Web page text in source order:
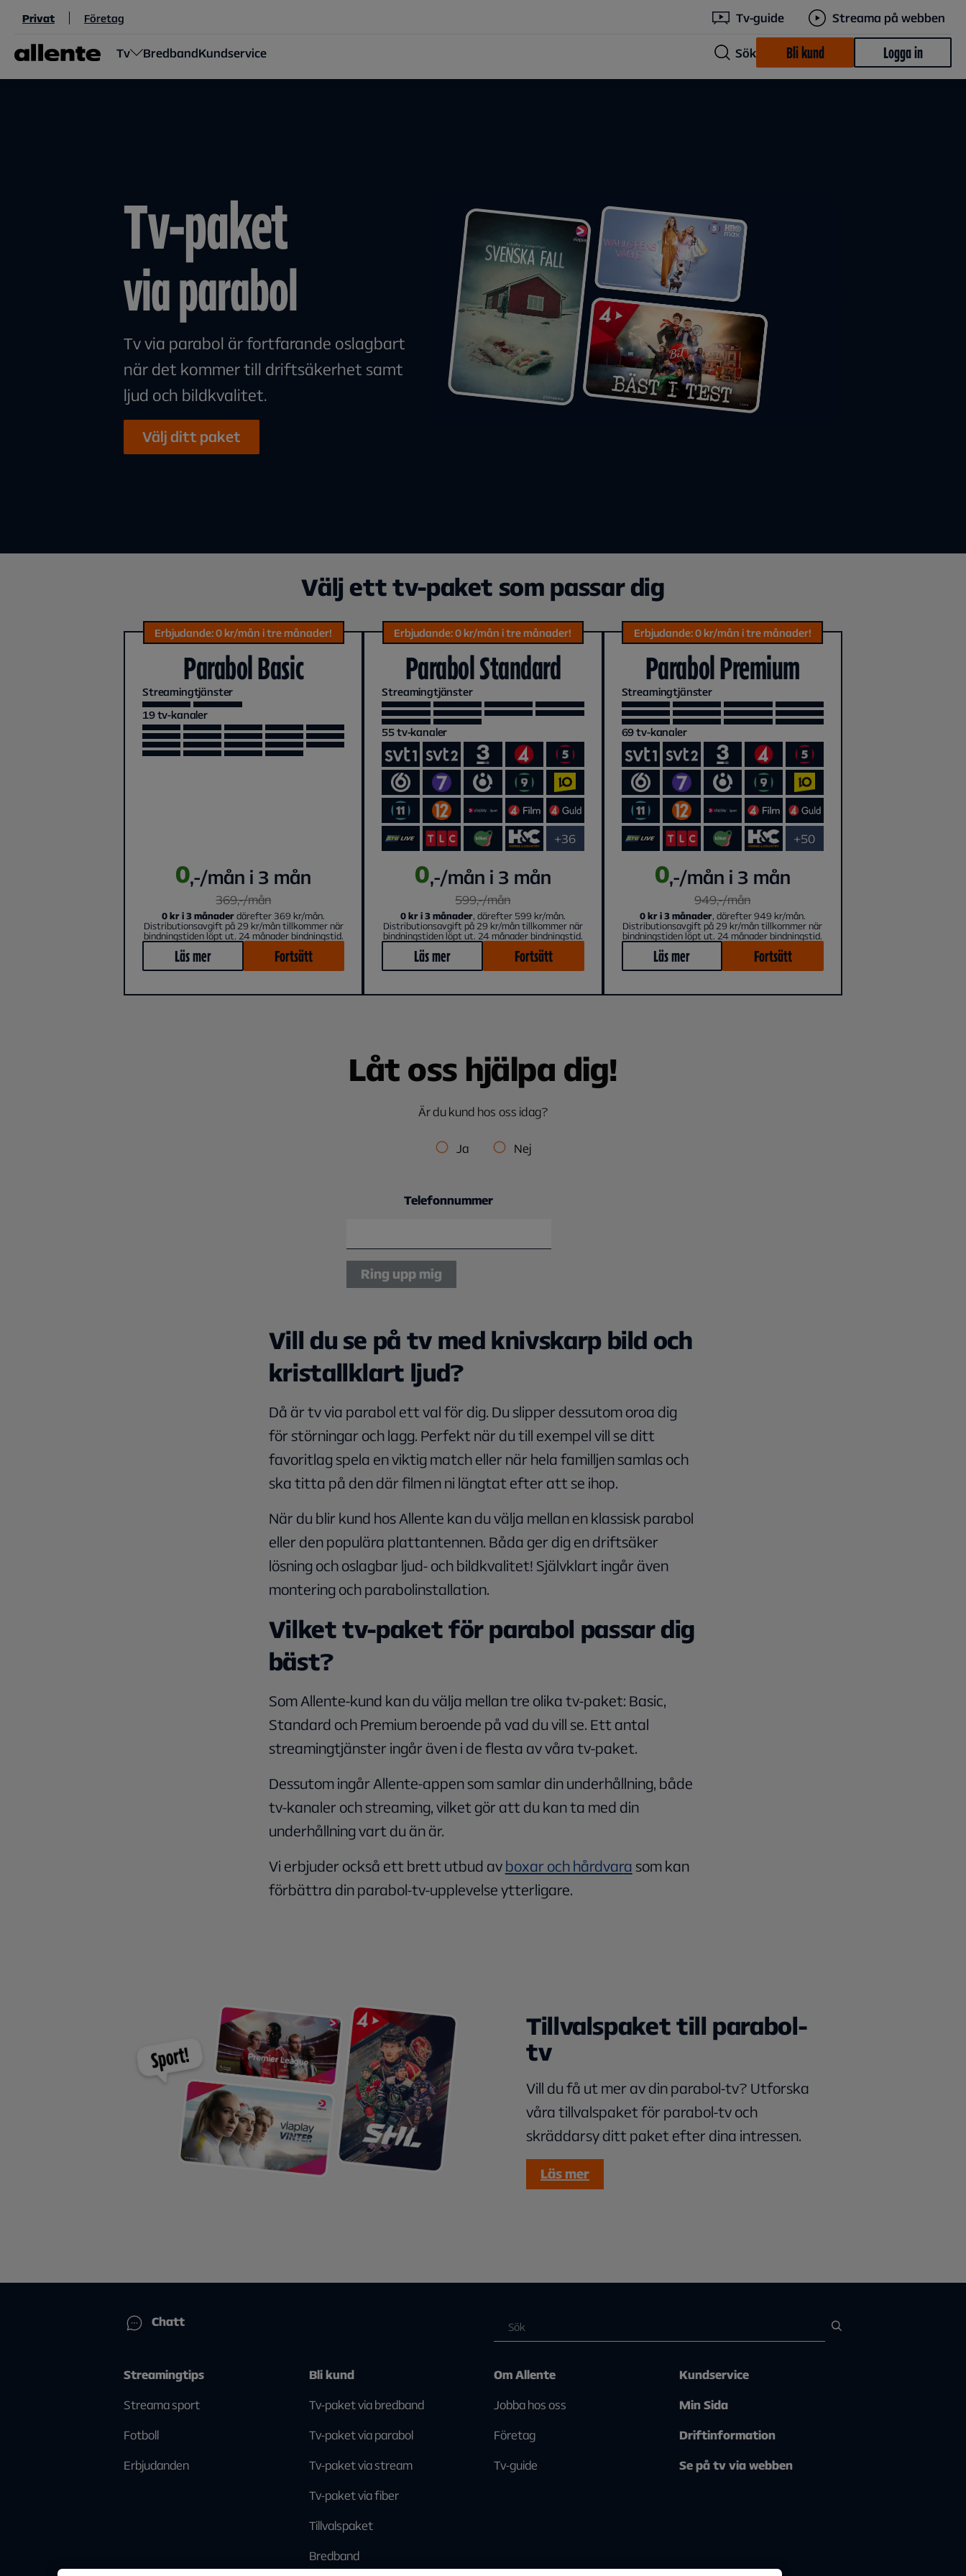
Hoppa till huvudinnehåll
Privat Företag Tv-guide Streama på webben
Tv BredbandKundservice Sök Bli kund Logga in
Tv-paket
via parabol
Tv via parabol är fortfarande oslagbart
när det kommer till driftsäkerhet samt
ljud och bildkvalitet.
Välj ditt paket
Välj ett tv-paket som passar dig
Erbjudande: 0 kr/mån i tre månader!
Parabol Basic
Streamingtjänster
19tv-kanaler
0,-/mån i 3 mån
369,-/mån
0 kr i 3 månaderdärefter 369 kr/mån.
Distributionsavgift på 29 kr/mån tillkommer när
bindningstiden löpt ut. 24 månader bindningstid.
Läs mer Fortsätt
Erbjudande: 0 kr/mån i tre månader!
Parabol Standard
Streamingtjänster
55tv-kanaler
+36
0,-/mån i 3 mån
599,-/mån
0 kr i 3 månader, därefter 599 kr/mån.
Distributionsavgift på 29 kr/mån tillkommer när
bindningstiden löpt ut. 24 månader bindningstid.
Läs mer Fortsätt
Erbjudande: 0 kr/mån i tre månader!
Parabol Premium
Streamingtjänster
69tv-kanaler
+50
0,-/mån i 3 mån
949,-/mån
0 kr i 3 månader, därefter 949 kr/mån.
Distributionsavgift på 29 kr/mån tillkommer när
bindningstiden löpt ut. 24 månader bindningstid.
Läs mer Fortsätt
Låt oss hjälpa dig!
Är du kund hos oss idag?
Ja Nej
Telefonnummer
Ring upp mig
Vill du se på tv med knivskarp bild och
kristallklart ljud?
Då är tv via parabol ett val för dig. Du slipper dessutom oroa dig
för störningar och lagg. Perfekt när du till exempel vill se ditt
favoritlag spela en viktig match eller när hela familljen samlas och
ska titta på den där filmen ni längtat efter att se ihop.
När du blir kund hos Allente kan du välja mellan en klassisk parabol
eller den populära plattantennen. Båda ger dig en driftsäker
lösning och oslagbar ljud- och bildkvalitet! Självklart ingår även
montering och parabolinstallation.
Vilket tv-paket för parabol passar dig
bäst?
SomAllente-kund kan du välja mellan tre olika tv-paket: Basic,
Standard och Premium beroende på vad du vill se. Ett antal
streamingtjänster ingår även i de flesta av våra tv-paket.
Dessutom ingår Allente-appen som samlar din underhållning, både
tv-kanaler och streaming, vilket gör att du kan ta med din
underhållning vart du än är.
Vi erbjuder också ett brett utbud av boxar och hårdvara som kan
förbättra din parabol-tv-upplevelse ytterligare.
Tillvalspaket till parabol-
tv
Vill du få ut mer av din parabol-tv? Utforska
våra tillvalspaket för parabol-tv och
skräddarsy ditt paket efter dina intressen.
Läs mer
Chatt
Streamingtips
Streama sport
Fotboll
Erbjudanden
Bli kund
Tv-paket via bredband
Tv-paket via parabol
Tv-paket via stream
Tv-paket via fiber
Tillvalspaket
Bredband
Om Allente
Jobba hos oss
Företag
Tv-guide
Kundservice
Min Sida
Driftinformation
Se på tv via webben